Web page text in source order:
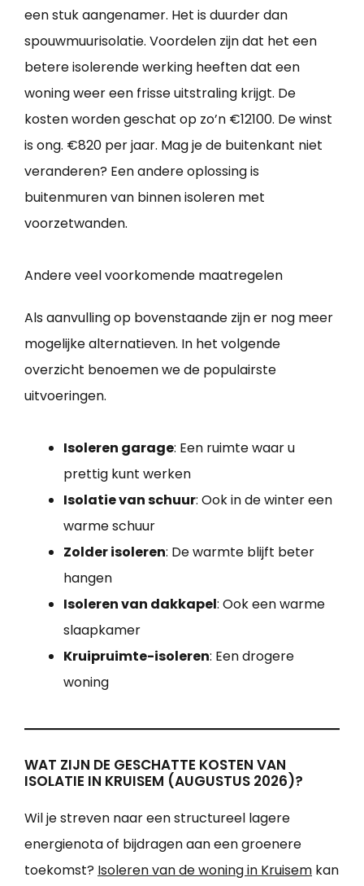
een stuk aangenamer. Het is duurder dan
spouwmuurisolatie. Voordelen zijn dat het een
betere isolerende werking heeften dat een
woning weer een frisse uitstraling krijgt. De
kosten worden geschat op zo’n €12100. De winst
is ong. €820 per jaar. Mag je de buitenkant niet
veranderen? Een andere oplossing is
buitenmuren van binnen isoleren met
voorzetwanden.
Andere veel voorkomende maatregelen
Als aanvulling op bovenstaande zijn er nog meer
mogelijke alternatieven. In het volgende
overzicht benoemen we de populairste
uitvoeringen.
Isoleren garage: Een ruimte waar u
prettig kunt werken
Isolatie van schuur: Ook in de winter een
warme schuur
Zolder isoleren: De warmte blijft beter
hangen
Isoleren van dakkapel: Ook een warme
slaapkamer
Kruipruimte-isoleren: Een drogere
woning
WAT ZIJN DE GESCHATTE KOSTEN VAN
ISOLATIE IN KRUISEM (AUGUSTUS 2026)?
Wil je streven naar een structureel lagere
energienota of bijdragen aan een groenere
toekomst? Isoleren van de woning in Kruisem kan